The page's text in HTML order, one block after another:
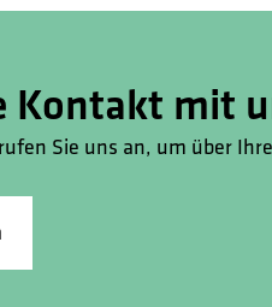
Kontakt mit
Sie uns an, um über